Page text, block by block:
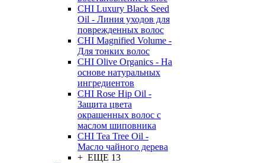
CHI Luxury Black Seed
Oil - Линия уходов для
поврежденных волос
CHI Magnified Volume -
Для тонких волос
CHI Olive Organics - На
основе натуральных
ингредиентов
CHI Rose Hip Oil -
Защита цвета
окрашенных волос с
маслом шиповника
CHI Tea Tree Oil -
Масло чайного дерева
+ ЕЩЕ 13